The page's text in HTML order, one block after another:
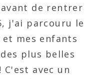
avant de rentrer
j'ai parcouru le
et mes enfants
plus belles
avec un